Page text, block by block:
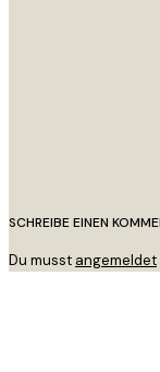
SCHREIBE EINEN
Du musst angemeldet